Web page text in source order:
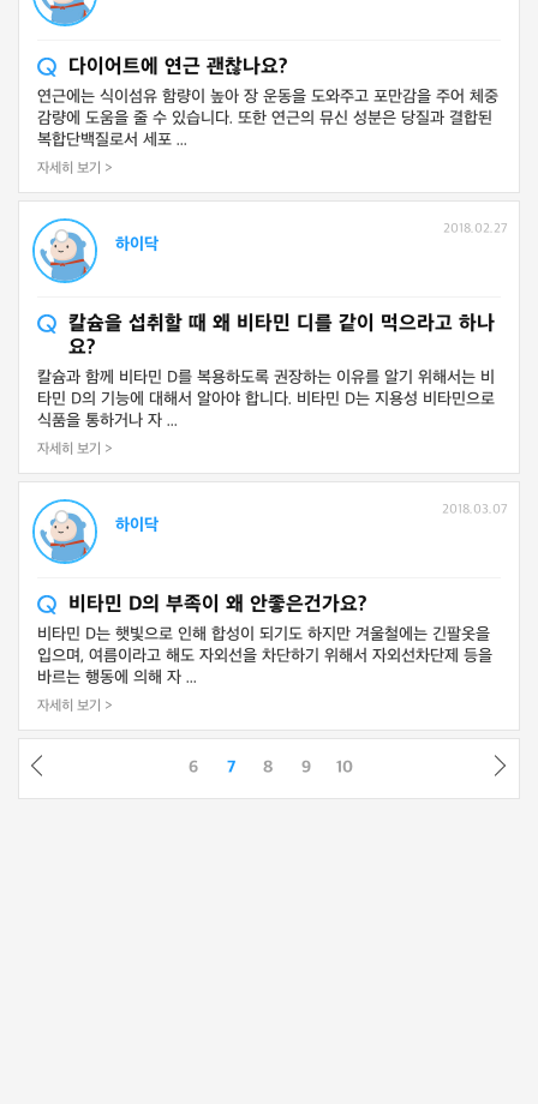
다이어트에 연근 괜찮나요?
연근에는 식이섬유 함량이 높아 장 운동을 도와주고 포만감을 주어 체중
감량에 도움을 줄 수 있습니다. 또한 연근의 뮤신 성분은 당질과 결합된
복합단백질로서 세포 ...
자세히 보기 >
하이닥
2018.02.27
칼슘을 섭취할 때 왜 비타민 디를 같이 먹으라고 하나
요?
칼슘과 함께 비타민 D를 복용하도록 권장하는 이유를 알기 위해서는 비
타민 D의 기능에 대해서 알아야 합니다. 비타민 D는 지용성 비타민으로
식품을 통하거나 자 ...
자세히 보기 >
하이닥
2018.03.07
비타민 D의 부족이 왜 안좋은건가요?
비타민 D는 햇빛으로 인해 합성이 되기도 하지만 겨울철에는 긴팔옷을
입으며, 여름이라고 해도 자외선을 차단하기 위해서 자외선차단제 등을
바르는 행동에 의해 자 ...
자세히 보기 >
6 7 8 9 10